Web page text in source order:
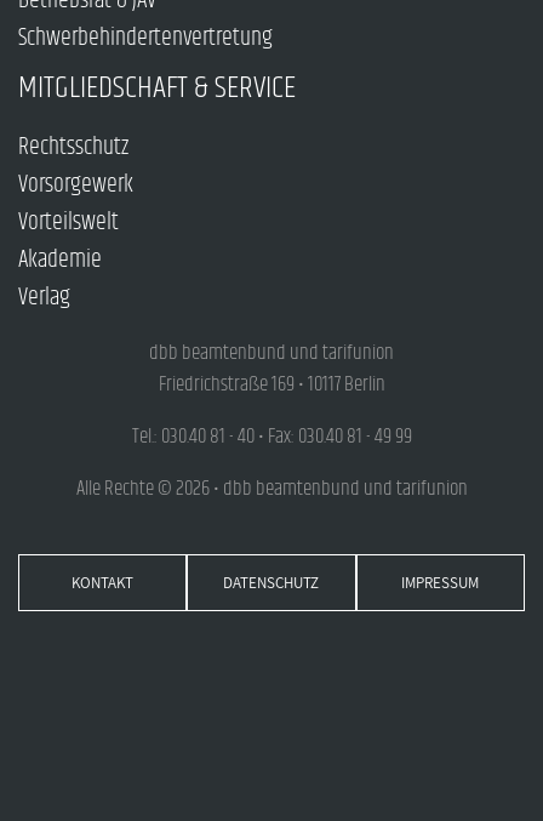
Schwerbehindertenvertretung
MITGLIEDSCHAFT & SERVICE
Rechtsschutz
Vorsorgewerk
Vorteilswelt
Akademie
Verlag
dbb beamtenbund und tarifunion
Friedrichstraße 169 • 10117 Berlin
Tel.: 030.40 81 - 40 • Fax: 030.40 81 - 49 99
Alle Rechte © 2026 • dbb beamtenbund und tarifunion
KONTAKT DATENSCHUTZ IMPRESSUM